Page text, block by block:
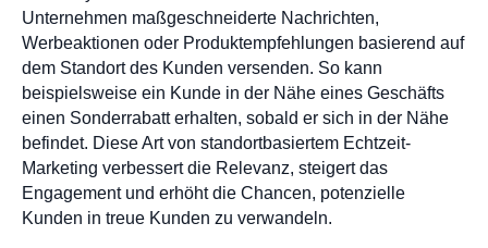
Unternehmen maßgeschneiderte Nachrichten,
Werbeaktionen oder Produktempfehlungen basierend auf
dem Standort des Kunden versenden. So kann
beispielsweise ein Kunde in der Nähe eines Geschäfts
einen Sonderrabatt erhalten, sobald er sich in der Nähe
befindet. Diese Art von standortbasiertem Echtzeit-
Marketing verbessert die Relevanz, steigert das
Engagement und erhöht die Chancen, potenzielle
Kunden in treue Kunden zu verwandeln.